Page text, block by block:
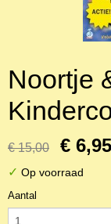
Noortje
€ 15,00 € 6,95
✓ Op voorraad
Aantal